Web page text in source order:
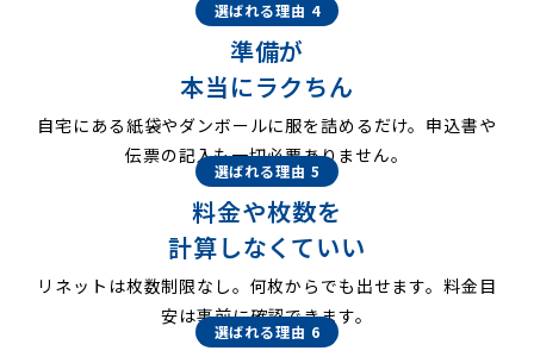
選ばれる理由 4
準備が
本当にラクちん
自宅にある紙袋やダンボールに服を詰めるだけ。申込書や
伝票の記入も一切必要ありません。
選ばれる理由 5
料金や枚数を
計算しなくていい
リネットは枚数制限なし。何枚からでも出せます。料金目
安は事前に確認できます。
選ばれる理由 6